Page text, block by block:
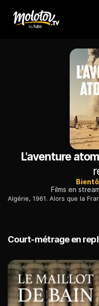
L'aventure
Films en
Court-métrage en